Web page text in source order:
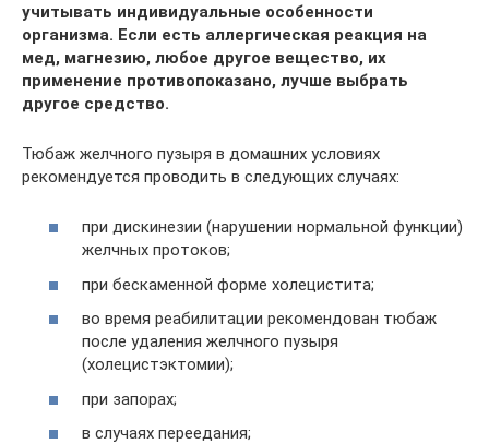
учитывать индивидуальные особенности
организма. Если есть аллергическая реакция на
мед, магнезию, любое другое вещество, их
применение противопоказано, лучше выбрать
другое средство.
Тюбаж желчного пузыря в домашних условиях
рекомендуется проводить в следующих случаях:
при дискинезии (нарушении нормальной функции)
желчных протоков;
при бескаменной форме холецистита;
во время реабилитации рекомендован тюбаж
после удаления желчного пузыря
(холецистэктомии);
при запорах;
в случаях переедания;